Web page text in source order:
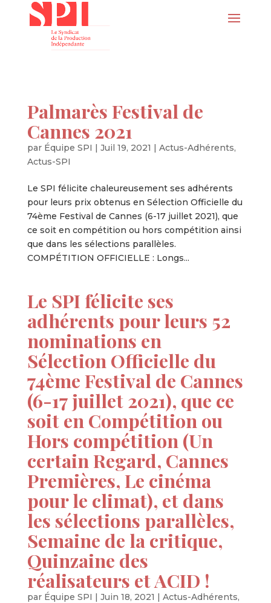
Palmarès Festival de
Cannes 2021
par Équipe SPI | Juil 19, 2021 | Actus-Adhérents,
Actus-SPI
Le SPI félicite chaleureusement ses adhérents
pour leurs prix obtenus en Sélection Officielle du
74ème Festival de Cannes (6-17 juillet 2021), que
ce soit en compétition ou hors compétition ainsi
que dans les sélections parallèles.
COMPÉTITION OFFICIELLE : Longs...
Le SPI félicite ses
adhérents pour leurs 52
nominations en
Sélection Officielle du
74ème Festival de Cannes
(6-17 juillet 2021), que ce
soit en Compétition ou
Hors compétition (Un
certain Regard, Cannes
Premières, Le cinéma
pour le climat), et dans
les sélections parallèles,
Semaine de la critique,
Quinzaine des
réalisateurs et ACID !
par Équipe SPI | Juin 18, 2021 | Actus-Adhérents,